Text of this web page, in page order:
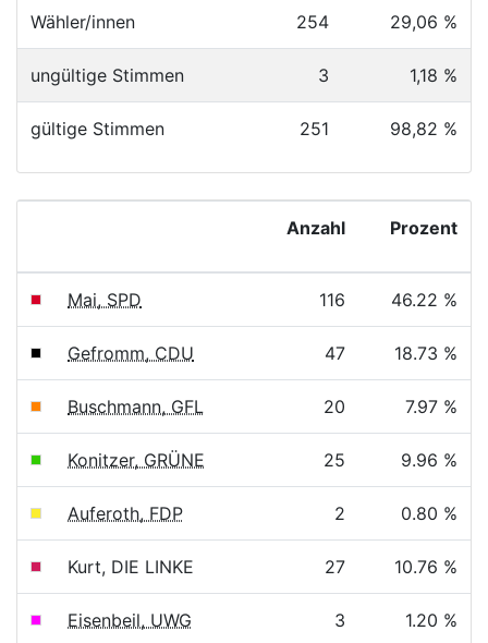
Wähler/innen 254 29,06 %
ungültige Stimmen 3 1,18 %
gültige Stimmen 251 98,82 %
Anzahl Prozent
Mai, SPD 116 46.22 %
Gefromm, CDU 47 18.73 %
Buschmann, GFL 20 7.97 %
Konitzer, GRÜNE 25 9.96 %
Auferoth, FDP 2 0.80 %
Kurt, DIE LINKE 27 10.76 %
Eisenbeil, UWG 3 1.20 %